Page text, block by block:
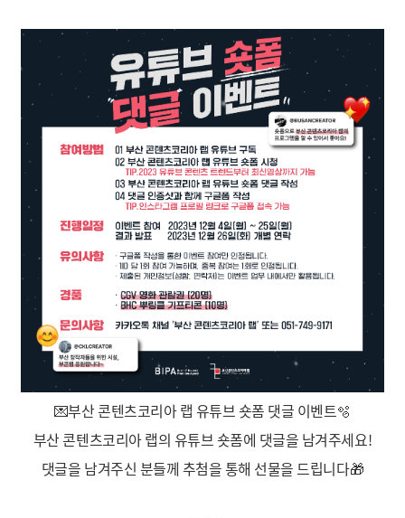
💌부산 콘텐츠코리아 랩 유튜브 숏폼 댓글 이벤트🫧
부산 콘텐츠코리아 랩의 유튜브 숏폼에 댓글을 남겨주세요!
댓글을 남겨주신 분들께 추첨을 통해 선물을 드립니다🎁